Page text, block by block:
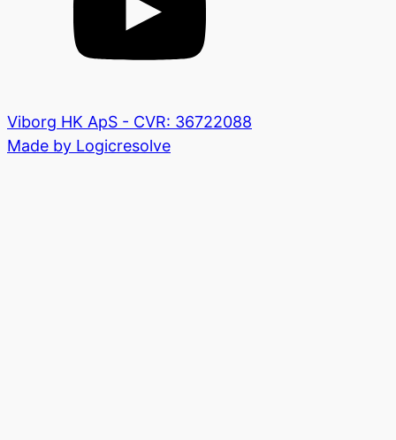
Viborg HK ApS - CVR: 36722088
Made by Logicresolve